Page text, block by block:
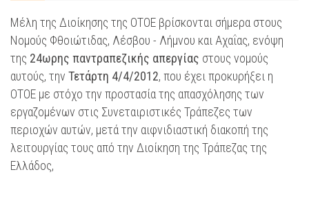
Μέλη της Διοίκησης της ΟΤΟΕ βρίσκονται σήμερα στους
Νομούς Φθοιώτιδας, Λέσβου - Λήμνου και Αχαΐας, ενόψη
της 24ωρης παντραπεζικής απεργίας στους νομούς
αυτούς, την Τετάρτη 4/4/2012, που έχει προκυρήξει η
ΟΤΟΕ με στόχο την προστασία της απασχόλησης των
εργαζομένων στις Συνεταιριστικές Τράπεζες των
περιοχών αυτών, μετά την αιφνιδιαστική διακοπή της
λειτουργίας τους από την Διοίκηση της Τράπεζας της
Ελλάδος,